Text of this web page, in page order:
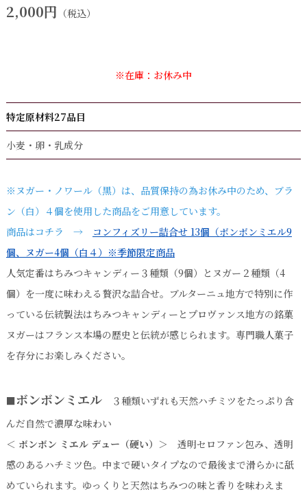
2,000円 （税込）
※在庫：お休み中
特定原材料27品目
小麦・卵・乳成分
※ヌガー・ノワール（黒）は、品質保持の為お休み中のため、ブラ
ン（白）４個を使用した商品をご用意しています。
商品はコチラ →
コンフィズリー詰合せ 13個（ボンボンミエル9
個、ヌガー4個（白４）※季節限定商品
人気定番はちみつキャンディー３種類（9個）とヌガー２種類（4
個）を一度に味わえる贅沢な詰合せ。ブルターニュ地方で特別に作
っている伝統製法はちみつキャンディーとプロヴァンス地方の銘菓
ヌガーはフランス本場の歴史と伝統が感じられます。専門職人菓子
を存分にお楽しみください。
■ボンボンミエル３種類いずれも天然ハチミツをたっぷり含
んだ自然で濃厚な味わい
＜ ボンボン ミエル デュー（硬い）＞ 透明セロファン包み、透明
感のあるハチミツ色。中まで硬いタイプなので最後まで滑らかに舐
めていられます。ゆっくりと天然はちみつの味と香りを味わえま